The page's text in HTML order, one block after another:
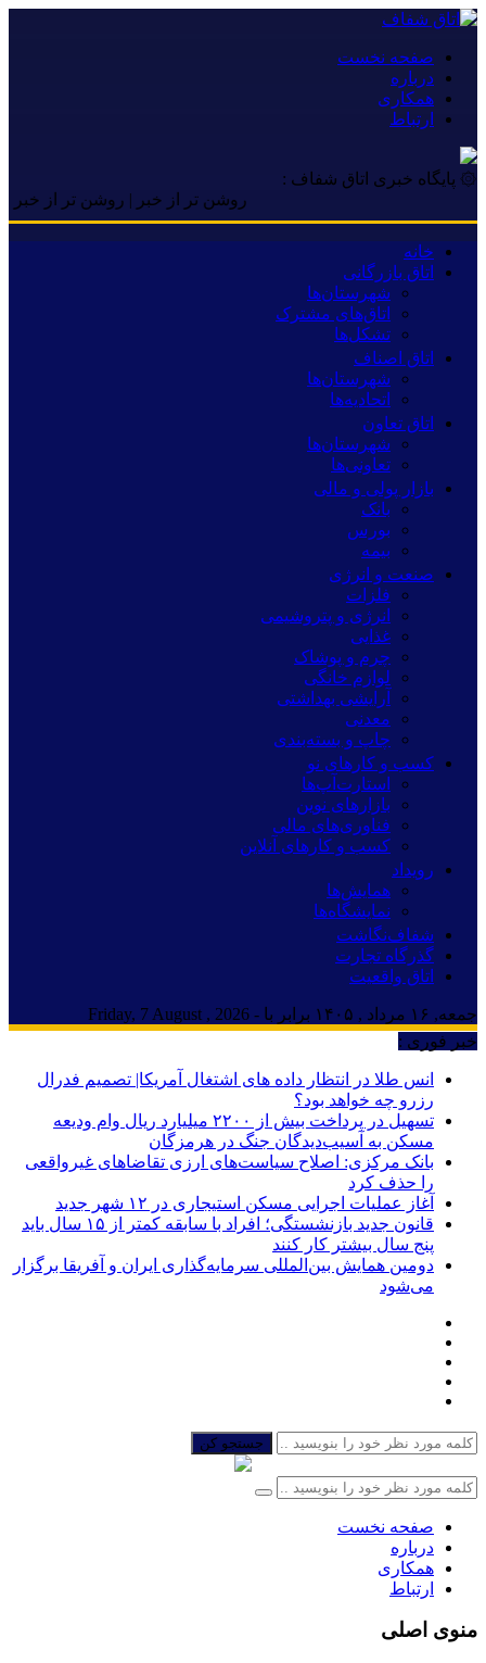
صفحه نخست
درباره
همکاری
ارتباط
۞ پایگاه خبری اتاق شفاف :
روشن تر از خبر | روشن تر از خبر |
خانه
اتاق بازرگانی
شهرستان‌ها
اتاق‌های مشترک
تشکل‌ها
اتاق اصناف
شهرستان‌ها
اتحادیه‌ها
اتاق تعاون
شهرستان‌ها
تعاونی‌ها
بازار پولی و مالی
بانک
بورس
بیمه
صنعت و انرژی
فلزات
انرژی و پتروشیمی
غذایی
چرم و پوشاک
لوازم خانگی
آرایشی بهداشتی
معدنی
چاپ و بسته‌بندی
کسب و کارهای نو
استارت‌آپ‌ها
بازارهای نوین
فناوری‌های مالی
کسب و کارهای آنلاین
رویداد
همایش‌ها
نمایشگاه‌ها
شفاف‌نگاشت
گذرگاه تجارت
اتاق واقعیت
جمعه, ۱۶ مرداد , ۱۴۰۵ برابر با - Friday, 7 August , 2026
خبر فوری :
انس طلا در انتظار داده های اشتغال آمریکا| تصمیم فدرال
رزرو چه خواهد بود؟
تسهیل در پرداخت بیش از ۲۲۰۰ میلیارد ریال وام ودیعه
مسکن به آسیب‌دیدگان جنگ در هرمزگان
بانک مرکزی: اصلاح سیاست‌های ارزی تقاضاهای غیرواقعی
را حذف کرد
آغاز عملیات اجرایی مسکن استیجاری در ۱۲ شهر جدید
قانون جدید بازنشستگی؛ افراد با سابقه کمتر از ۱۵ سال باید
پنج سال بیشتر کار کنند
دومین همایش بین‌المللی سرمایه‌گذاری ایران و آفریقا برگزار
می‌شود
جستجو کن
صفحه نخست
درباره
همکاری
ارتباط
منوی اصلی